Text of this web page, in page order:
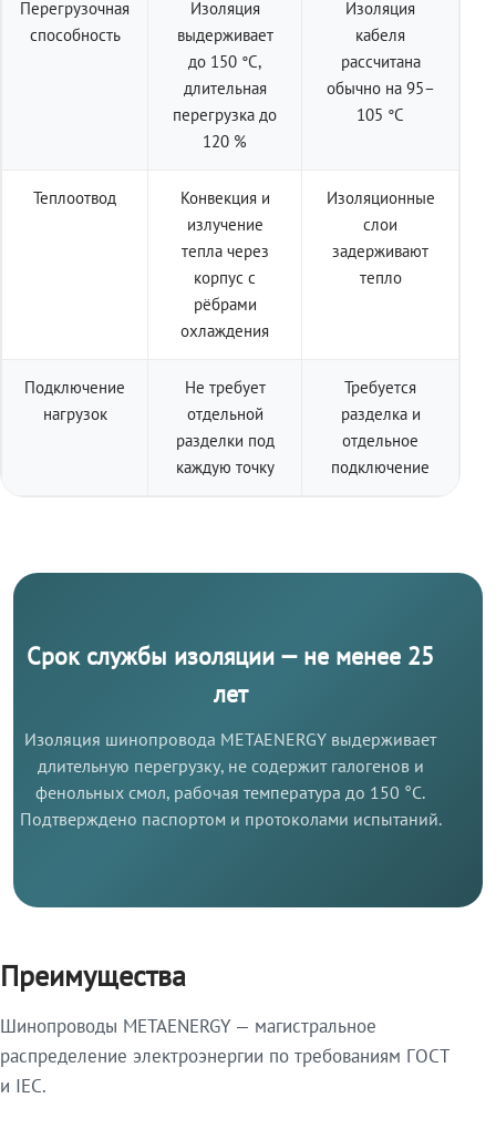
Перегрузочная
способность
Изоляция
выдерживает
до 150 °C,
длительная
перегрузка до
120 %
Изоляция
кабеля
рассчитана
обычно на 95–
105 °C
Теплоотвод
Конвекция и
излучение
тепла через
корпус с
рёбрами
охлаждения
Изоляционные
слои
задерживают
тепло
Подключение
нагрузок
Не требует
отдельной
разделки под
каждую точку
Требуется
разделка и
отдельное
подключение
Срок службы изоляции — не менее 25
лет
Изоляция шинопровода METAENERGY выдерживает
длительную перегрузку, не содержит галогенов и
фенольных смол, рабочая температура до 150 °C.
Подтверждено паспортом и протоколами испытаний.
Преимущества
Шинопроводы METAENERGY — магистральное
распределение электроэнергии по требованиям ГОСТ
и IEC.